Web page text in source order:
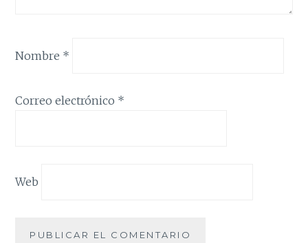
Nombre *
Correo electrónico *
Web